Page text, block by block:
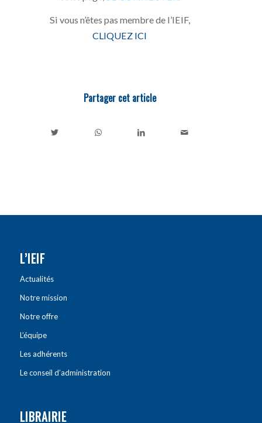
Si vous n’êtes pas membre de l’IEIF,
CLIQUEZ ICI
Partager cet article
L’IEIF
Actualités
Notre mission
Notre offre
L’équipe
Les adhérents
Le conseil d’administration
LIBRAIRIE